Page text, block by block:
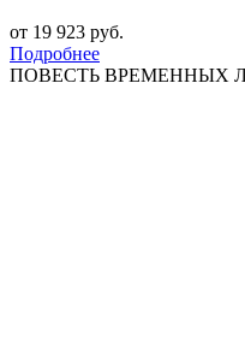
от 19 923 руб.
Подробнее
ПОВЕСТЬ ВРЕМЕННЫХ